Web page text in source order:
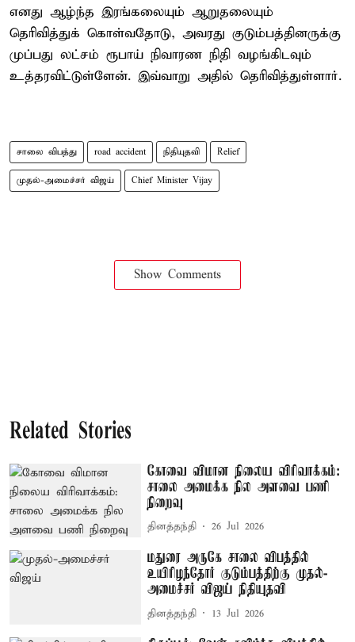
எனது ஆழ்ந்த இரங்கலையும் ஆறுதலையும்
தெரிவித்துக் கொள்வதோடு, அவரது குடும்பத்தினருக்கு
முப்பது லட்சம் ரூபாய் நிவாரண நிதி வழங்கிடவும்
உத்தரவிட்டுள்ளேன். இவ்வாறு அதில் தெரிவித்துள்ளார்.
சாலை விபத்து road accident நிதியுதவி Relief
முதல்-அமைச்சர் விஜய் Chief Minister Vijay
Show Comments
Related Stories
கோவை விமான நிலைய விரிவாக்கம்:
சாலை அமைக்க நில அளவை பணி
நிறைவு
தினத்தந்தி 26 Jul 2026
மதுரை அருகே சாலை விபத்தில்
உயிரிழந்தோர் குடும்பத்திற்கு முதல்-
அமைச்சர் விஜய் நிதியுதவி
தினத்தந்தி 13 Jul 2026